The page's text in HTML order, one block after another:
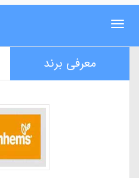
Toggle
معرفی برند